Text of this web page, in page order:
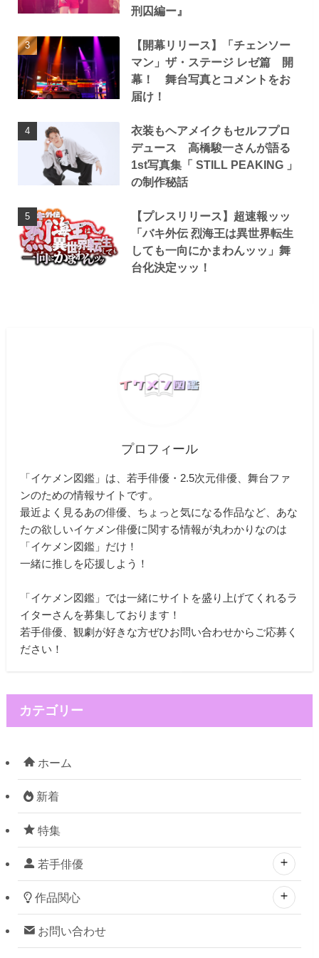
刑囚編ー』
【開幕リリース】「チェンソー
マン」ザ・ステージ レゼ篇 開
幕！ 舞台写真とコメントをお
届け！
衣装もヘアメイクもセルフプロ
デュース 高橋駿一さんが語る
1st写真集「 STILL PEAKING 」
の制作秘話
【プレスリリース】超速報ッッ
「バキ外伝 烈海王は異世界転生
しても一向にかまわんッッ」舞
台化決定ッッ！
プロフィール
「イケメン図鑑」は、若手俳優・2.5次元俳優、舞台ファ
ンのための情報サイトです。
最近よく見るあの俳優、ちょっと気になる作品など、あな
たの欲しいイケメン俳優に関する情報が丸わかりなのは
「イケメン図鑑」だけ！
一緒に推しを応援しよう！
「イケメン図鑑」では一緒にサイトを盛り上げてくれるラ
イターさんを募集しております！
若手俳優、観劇が好きな方ぜひお問い合わせからご応募く
ださい！
カテゴリー
ホーム
新着
特集
若手俳優
作品関心
お問い合わせ